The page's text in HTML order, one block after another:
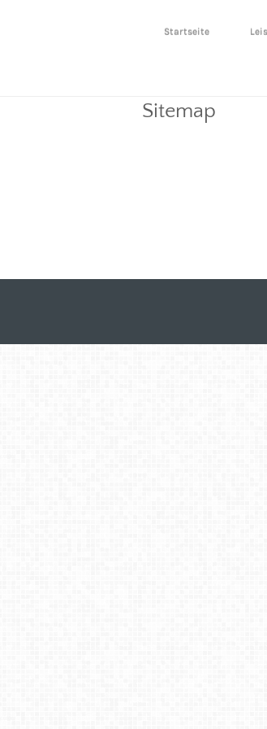
Startseite
Sitemap